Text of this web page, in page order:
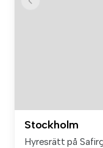
Stockholm
Hyresrätt på